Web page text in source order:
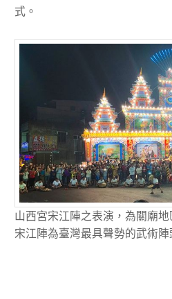
式。
山西宮宋江陣之表演，為關廟地
宋江陣為臺灣最具聲勢的武術陣